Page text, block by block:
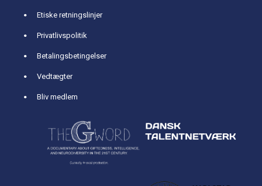
Etiske retningslinjer
Privatlivspolitik
Betalingsbetingelser
Vedtægter
Bliv medlem